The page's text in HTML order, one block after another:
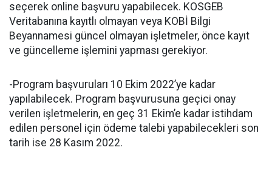
seçerek online başvuru yapabilecek. KOSGEB
Veritabanına kayıtlı olmayan veya KOBİ Bilgi
Beyannamesi güncel olmayan işletmeler, önce kayıt
ve güncelleme işlemini yapması gerekiyor.
-Program başvuruları 10 Ekim 2022’ye kadar
yapılabilecek. Program başvurusuna geçici onay
verilen işletmelerin, en geç 31 Ekim’e kadar istihdam
edilen personel için ödeme talebi yapabilecekleri son
tarih ise 28 Kasım 2022.